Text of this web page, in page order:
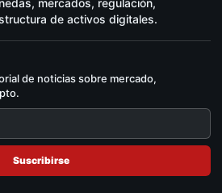
mercados, regulación,
de activos digitales.
de noticias sobre mercado,
Suscribirse